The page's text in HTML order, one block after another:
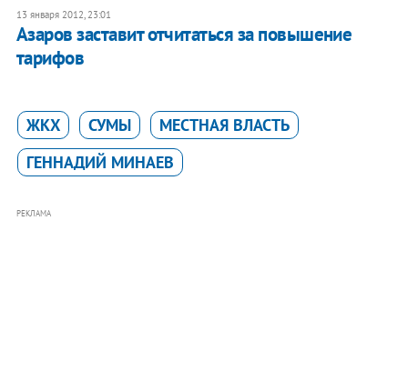
13 января 2012, 23:01
Азаров заставит отчитаться за повышение
тарифов
ЖКХ СУМЫ
МЕСТНАЯ ВЛАСТЬ
ГЕННАДИЙ МИНАЕВ
РЕКЛАМА